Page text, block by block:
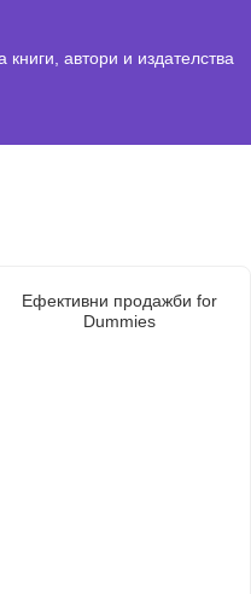
книги, автори и издателства
Ефективни продажби for
Dummies